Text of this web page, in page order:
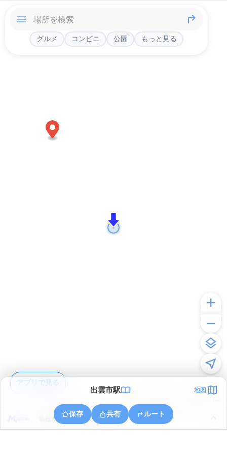
グルメ コンビニ 公園 もっと見る
出雲市駅 地図
保存 共有 ルート
島根県出雲市今市町南本町
アプリで見る